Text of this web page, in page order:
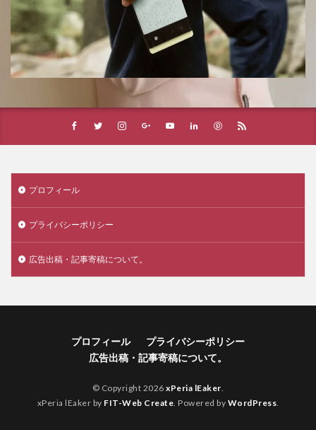
プロフィール
プライバシーポリシー
広告出稿・記事寄稿について。
プロフィール
プライバシーポリシー
広告出稿・記事寄稿について。
© Copyright 2026xPeria lEaker.
xPeria lEaker by FIT-Web Create. Powered by WordPress.